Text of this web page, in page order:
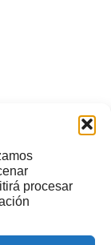
procesar
a estos